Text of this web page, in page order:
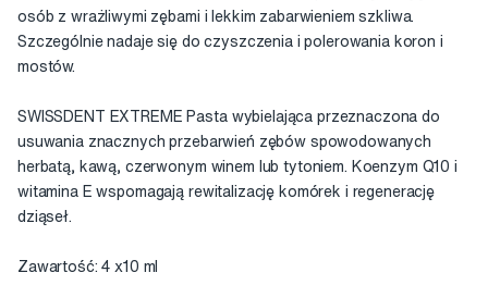
osób z wrażliwymi zębami i lekkim zabarwieniem szkliwa.
Szczególnie nadaje się do czyszczenia i polerowania koron i
mostów.
SWISSDENT EXTREME Pasta wybielająca przeznaczona do
usuwania znacznych przebarwień zębów spowodowanych
herbatą, kawą, czerwonym winem lub tytoniem. Koenzym Q10 i
witamina E wspomagają rewitalizację komórek i regenerację
dziąseł.
Zawartość: 4 x10 ml